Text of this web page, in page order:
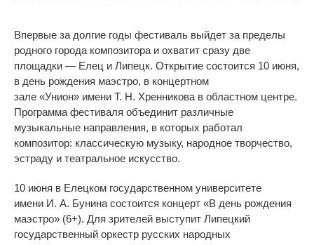
Впервые за долгие годы фестиваль выйдет за пределы
родного города композитора и охватит сразу две
площадки — Елец и Липецк. Открытие состоится 10 июня,
в день рождения маэстро, в концертном
зале «Унион» имени Т. Н. Хренникова в областном центре.
Программа фестиваля объединит различные
музыкальные направления, в которых работал
композитор: классическую музыку, народное творчество,
эстраду и театральное искусство.
10 июня в Елецком государственном университете
имени И. А. Бунина состоится концерт «В день рождения
маэстро» (6+). Для зрителей выступит Липецкий
государственный оркестр русских народных